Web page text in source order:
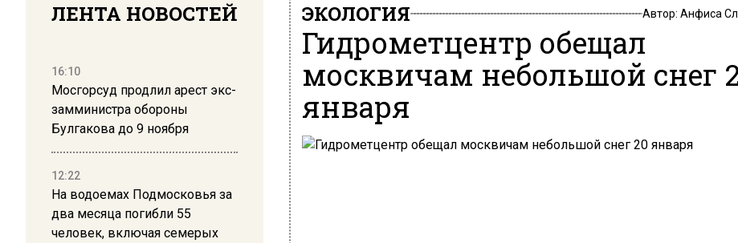
ЛЕНТА НОВОСТЕЙ
16:10
Мосгорсуд продлил арест экс-
замминистра обороны
Булгакова до 9 ноября
12:22
На водоемах Подмосковья за
два месяца погибли 55
человек, включая семерых
ЭКОЛОГИЯ Автор: Анфиса
Гидрометцентр обещал
москвичам небольшой снег
января